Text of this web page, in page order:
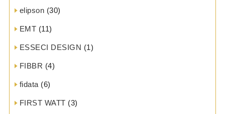
elipson (30)
EMT (11)
ESSECI DESIGN (1)
FIBBR (4)
fidata (6)
FIRST WATT (3)